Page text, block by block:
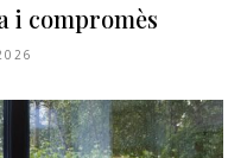
i compromès